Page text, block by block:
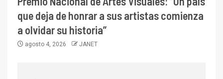
que deja de honrar a sus artistas comienza
a olvidar su historia”
agosto 4, 2026 JANET